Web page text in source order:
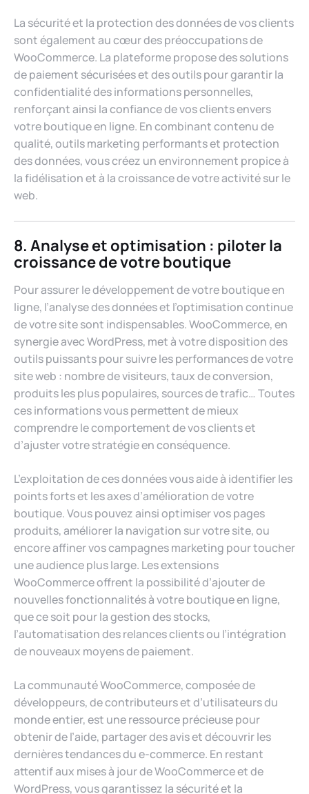
La sécurité et la protection des données de vos clients
sont également au cœur des préoccupations de
WooCommerce. La plateforme propose des solutions
de paiement sécurisées et des outils pour garantir la
confidentialité des informations personnelles,
renforçant ainsi la confiance de vos clients envers
votre boutique en ligne. En combinant contenu de
qualité, outils marketing performants et protection
des données, vous créez un environnement propice à
la fidélisation et à la croissance de votre activité sur le
web.
8. Analyse et optimisation : piloter la
croissance de votre boutique
Pour assurer le développement de votre boutique en
ligne, l’analyse des données et l’optimisation continue
de votre site sont indispensables. WooCommerce, en
synergie avec WordPress, met à votre disposition des
outils puissants pour suivre les performances de votre
site web : nombre de visiteurs, taux de conversion,
produits les plus populaires, sources de trafic… Toutes
ces informations vous permettent de mieux
comprendre le comportement de vos clients et
d’ajuster votre stratégie en conséquence.
L’exploitation de ces données vous aide à identifier les
points forts et les axes d’amélioration de votre
boutique. Vous pouvez ainsi optimiser vos pages
produits, améliorer la navigation sur votre site, ou
encore affiner vos campagnes marketing pour toucher
une audience plus large. Les extensions
WooCommerce offrent la possibilité d’ajouter de
nouvelles fonctionnalités à votre boutique en ligne,
que ce soit pour la gestion des stocks,
l’automatisation des relances clients ou l’intégration
de nouveaux moyens de paiement.
La communauté WooCommerce, composée de
développeurs, de contributeurs et d’utilisateurs du
monde entier, est une ressource précieuse pour
obtenir de l’aide, partager des avis et découvrir les
dernières tendances du e-commerce. En restant
attentif aux mises à jour de WooCommerce et de
WordPress, vous garantissez la sécurité et la